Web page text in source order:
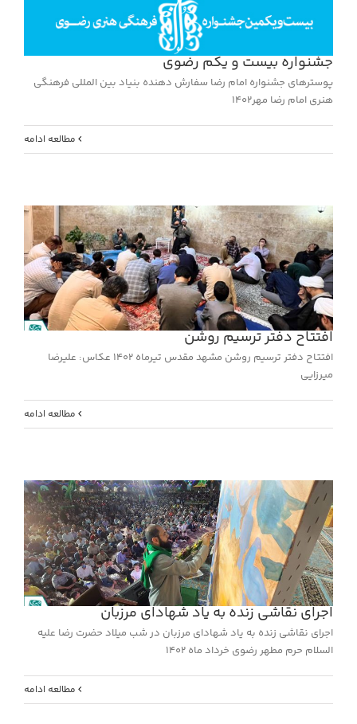
جشنواره بیست و یکم رضوی
پوسترهای جشنواره امام رضا سفارش دهنده بنیاد بین المللی فرهنگی
هنری امام رضا مهر1402
مطالعه ادامه
افتتاح دفتر ترسیم روشن
افتتاح دفتر ترسیم روشن مشهد مقدس تیرماه 1402 عکاس: علیرضا
میرزایی
مطالعه ادامه
اجرای نقاشی زنده به یاد شهادای مرزبان
اجرای نقاشی زنده به یاد شهادای مرزبان در شب میلاد حضرت رضا علیه
السلام حرم مطهر رضوی خرداد ماه 1402
مطالعه ادامه